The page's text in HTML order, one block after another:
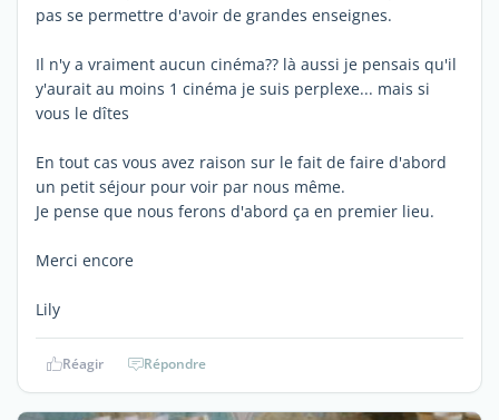
pas se permettre d'avoir de grandes enseignes.
Il n'y a vraiment aucun cinéma?? là aussi je pensais qu'il
y'aurait au moins 1 cinéma je suis perplexe... mais si
vous le dîtes
En tout cas vous avez raison sur le fait de faire d'abord
un petit séjour pour voir par nous même.
Je pense que nous ferons d'abord ça en premier lieu.
Merci encore
Lily
Réagir Répondre